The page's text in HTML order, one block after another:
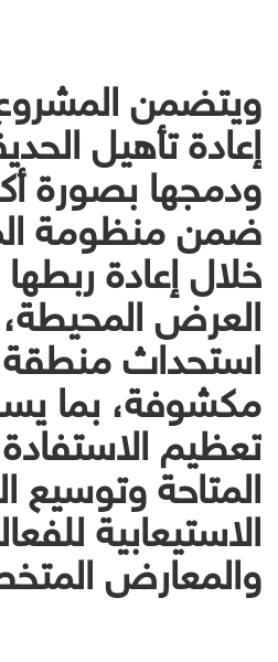
ويتضمن
إعادة تأهيل
ودمجها بصورة
ضمن منظومة
خلال إعادة
العرض
استحداث
مكشوفة، بما
تعظيم
المتاحة وتوسيع
الاستيعابية
والمعارض